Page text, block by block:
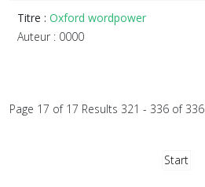
Titre : Oxford wordpower
Auteur : 0000
Page 17 of 17 Results 321 - 336 of 336
Start